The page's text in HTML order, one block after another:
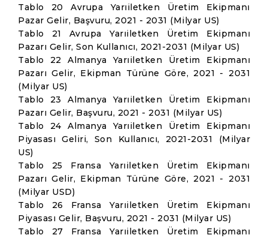
Tablo 20 Avrupa Yarıiletken Üretim Ekipmanı
Pazar Gelir, Başvuru, 2021 - 2031 (Milyar US)
Tablo 21 Avrupa Yarıiletken Üretim Ekipmanı
Pazarı Gelir, Son Kullanıcı, 2021-2031 (Milyar US)
Tablo 22 Almanya Yarıiletken Üretim Ekipmanı
Pazarı Gelir, Ekipman Türüne Göre, 2021 - 2031
(Milyar US)
Tablo 23 Almanya Yarıiletken Üretim Ekipmanı
Pazarı Gelir, Başvuru, 2021 - 2031 (Milyar US)
Tablo 24 Almanya Yarıiletken Üretim Ekipmanı
Piyasası Geliri, Son Kullanıcı, 2021-2031 (Milyar
US)
Tablo 25 Fransa Yarıiletken Üretim Ekipmanı
Pazarı Gelir, Ekipman Türüne Göre, 2021 - 2031
(Milyar USD)
Tablo 26 Fransa Yarıiletken Üretim Ekipmanı
Piyasası Gelir, Başvuru, 2021 - 2031 (Milyar US)
Tablo 27 Fransa Yarıiletken Üretim Ekipmanı